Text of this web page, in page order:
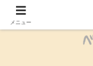
メニュー